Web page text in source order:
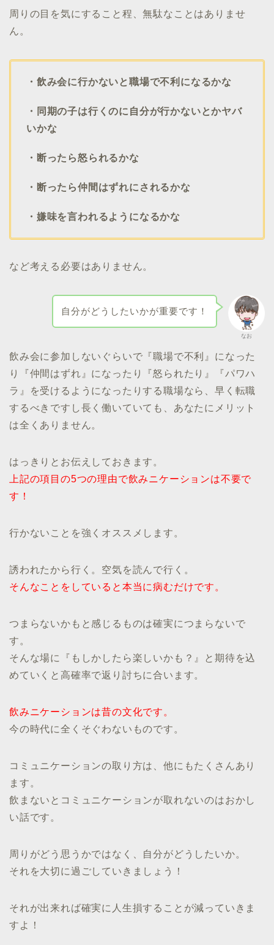
周りの目を気にすること程、無駄なことはありませ
ん。
・飲み会に行かないと職場で不利になるかな
・同期の子は行くのに自分が行かないとかヤバ
いかな
・断ったら怒られるかな
・断ったら仲間はずれにされるかな
・嫌味を言われるようになるかな
など考える必要はありません。
なお
自分がどうしたいかが重要です！
飲み会に参加しないぐらいで『職場で不利』になった
り『仲間はずれ』になったり『怒られたり』『パワハ
ラ』を受けるようになったりする職場なら、早く転職
するべきですし長く働いていても、あなたにメリット
は全くありません。
はっきりとお伝えしておきます。
上記の項目の5つの理由で飲みニケーションは不要で
す！
行かないことを強くオススメします。
誘われたから行く。空気を読んで行く。
そんなことをしていると本当に病むだけです。
つまらないかもと感じるものは確実につまらないで
す。
そんな場に『もしかしたら楽しいかも？』と期待を込
めていくと高確率で返り討ちに合います。
飲みニケーションは昔の文化です。
今の時代に全くそぐわないものです。
コミュニケーションの取り方は、他にもたくさんあり
ます。
飲まないとコミュニケーションが取れないのはおかし
い話です。
周りがどう思うかではなく、自分がどうしたいか。
それを大切に過ごしていきましょう！
それが出来れば確実に人生損することが減っていきま
すよ！